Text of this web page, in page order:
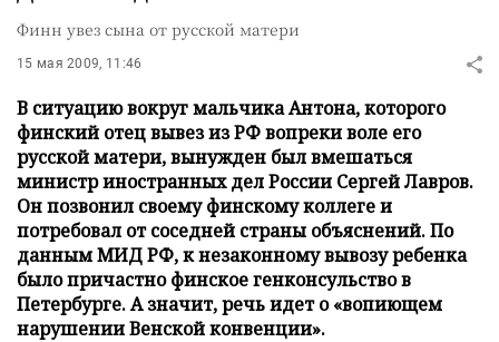
Финн увез сына от русской матери
15 мая 2009, 11:46
В ситуацию вокруг мальчика Антона, которого
финский отец вывез из РФ вопреки воле его
русской матери, вынужден был вмешаться
министр иностранных дел России Сергей Лавров.
Он позвонил своему финскому коллеге и
потребовал от соседней страны объяснений. По
данным МИД РФ, к незаконному вывозу ребенка
было причастно финское генконсульство в
Петербурге. А значит, речь идет о «вопиющем
нарушении Венской конвенции».